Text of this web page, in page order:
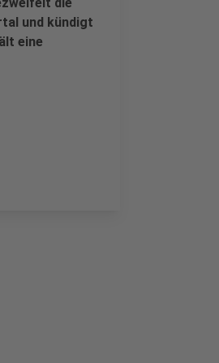
und kündigt
eine